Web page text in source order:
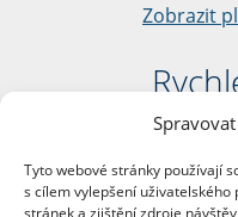
Tyto webové stránky používají
s cílem vylepšení
stránek a zjištění zdroje
Zobrazit
nám.